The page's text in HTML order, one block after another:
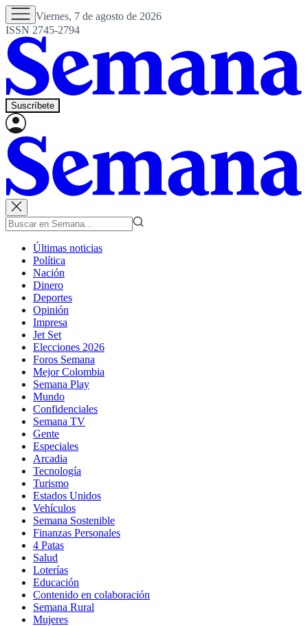
Viernes, 7 de agosto de 2026
ISSN 2745-2794
Suscríbete
Últimas noticias
Política
Nación
Dinero
Deportes
Opinión
Impresa
Jet Set
Elecciones 2026
Foros Semana
Mejor Colombia
Semana Play
Mundo
Confidenciales
Semana TV
Gente
Especiales
Arcadia
Tecnología
Turismo
Estados Unidos
Vehículos
Semana Sostenible
Finanzas Personales
4 Patas
Salud
Loterías
Educación
Contenido en colaboración
Semana Rural
Mujeres